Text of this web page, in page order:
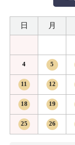
日 月
4 5
11 12
18 19
25 26